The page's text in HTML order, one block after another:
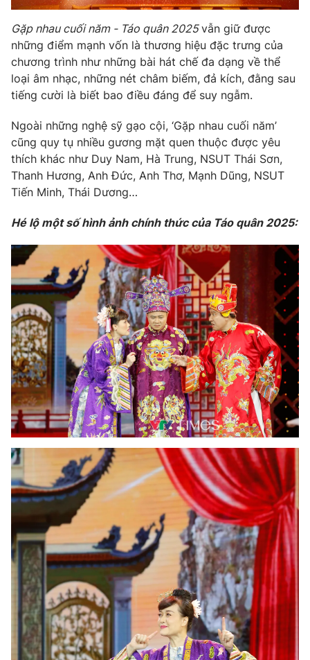
Gặp nhau cuối năm - Táo quân 2025vẫn giữ được
những điểm mạnh vốn là thương hiệu đặc trưng của
chương trình như những bài hát chế đa dạng về thể
loại âm nhạc, những nét châm biếm, đả kích, đằng sau
tiếng cười là biết bao điều đáng để suy ngẫm.
Ngoài những nghệ sỹ gạo cội, ‘Gặp nhau cuối năm’
cũng quy tụ nhiều gương mặt quen thuộc được yêu
thích khác như Duy Nam, Hà Trung, NSUT Thái Sơn,
Thanh Hương, Anh Đức, Anh Thơ, Mạnh Dũng, NSUT
Tiến Minh, Thái Dương…
Hé lộ một số hình ảnh chính thức của Táo quân 2025: